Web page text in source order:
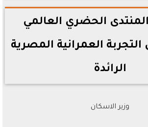
الحضري العالمي
العمرانية المصرية
الرائدة
وزير الاسكان